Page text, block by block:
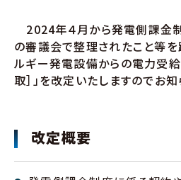
2024年４月から発電側課金
の審議会で整理されたこと等を
ルギー発電設備からの電力受
取］」を改定いたしますのでお知
改定概要